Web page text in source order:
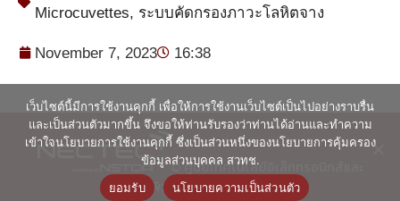
Microcuvettes, ระบบคัดกรองภาวะโลหิตจาง
November 7, 2023 16:38
© ศูนย์เทคโนโลยีอิเล็กทรอนิกส์และ
คอมพิวเตอร์แห่งชาติ 2563
เว็บไซต์นี้มีการใช้งานคุกกี้ เพื่อให้การใช้งานเว็บไซต์เป็นไปอย่างราบรื่น
และเป็นส่วนตัวมากขึ้น จึงขอให้ท่านรับรองว่าท่านได้อ่านและทำความ
เข้าใจนโยบายการใช้งานคุกกี้ ซึ่งเป็นส่วนหนึ่งของนโยบายการคุ้มครอง
ข้อมูลส่วนบุคคล สวทช.
ยอมรับ
นโยบายความเป็นส่วนตัว